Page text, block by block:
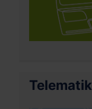
Telematik